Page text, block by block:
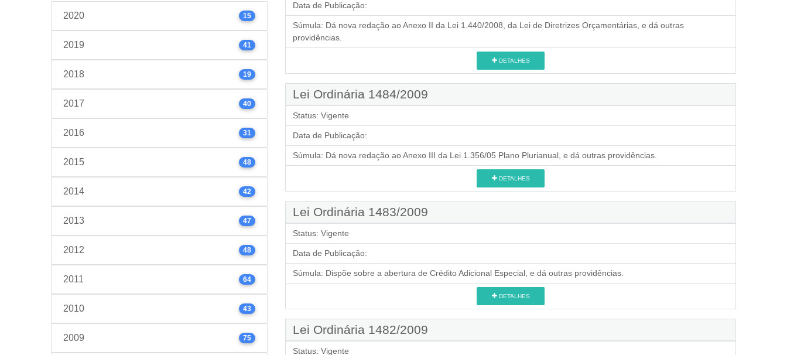
2020 15
2019 41
2018 19
2017 40
2016 31
2015 48
2014 42
2013 47
2012 48
2011 64
2010 43
2009 75
Data de Publicação:
Súmula: Dá nova redação ao Anexo II da Lei 1.440/2008, da Lei de Diretrizes Orçamentárias, e dá outras
providências.
DETALHES
Lei Ordinária 1484/2009
Status: Vigente
Data de Publicação:
Súmula: Dá nova redação ao Anexo III da Lei 1.356/05 Plano Plurianual, e dá outras providências.
DETALHES
Lei Ordinária 1483/2009
Status: Vigente
Data de Publicação:
Súmula: Dispõe sobre a abertura de Crédito Adicional Especial, e dá outras providências.
DETALHES
Lei Ordinária 1482/2009
Status: Vigente